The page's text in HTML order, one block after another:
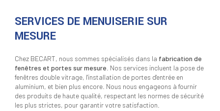
SERVICES DE MENUISERIE SUR
MESURE
Chez BECART, nous sommes spécialisés dans la fabrication de
fenêtres et portes sur mesure . Nos services incluent la pose de
fenêtres double vitrage, l'installation de portes d'entrée en
aluminium, et bien plus encore. Nous nous engageons à fournir
des produits de haute qualité, respectant les normes de sécurité
les plus strictes, pour garantir votre satisfaction.